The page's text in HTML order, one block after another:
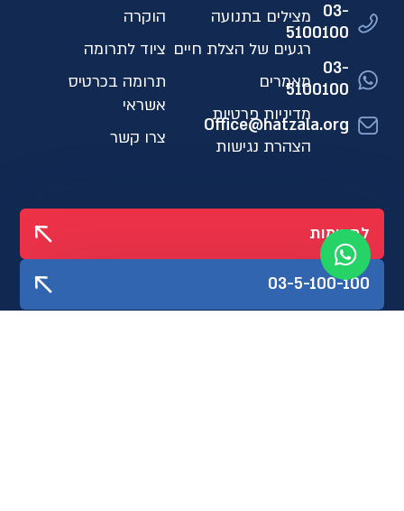
03-
5100100
03-
5100100
Office@hatzala.org
מצילים בתנועה
רגעים של הצלת חיים
מאמרים
מדיניות פרטיות
הצהרת נגישות
הוקרה
ציוד לתרומה
תרומה בכרטיס
אשראי
צרו קשר
לתרומות
03-5-100-100